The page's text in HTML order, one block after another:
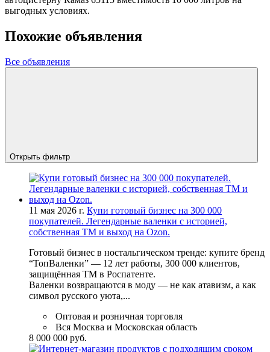
выгодных условиях.
Похожие объявления
Все объявления
Открыть фильтр
11 мая 2026 г. Купи готовый бизнес на 300 000
покупателей. Легендарные валенки с историей,
собственная ТМ и выход на Ozon.
Готовый бизнес в ностальгическом тренде: купите бренд
“ТопВаленки” — 12 лет работы, 300 000 клиентов,
защищённая ТМ в Роспатенте.
Валенки возвращаются в моду — не как атавизм, а как
символ русского уюта,...
Оптовая и розничная торговля
Вся Москва и Московская область
8 000 000 руб.